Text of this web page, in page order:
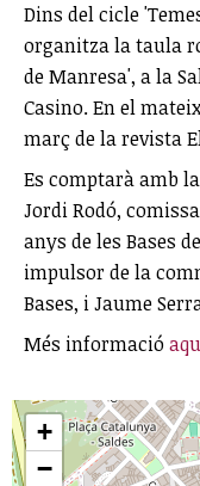
Dins del cicle
organitza la taula
de Manresa', a la
Casino. En el
març de la revista
Es comptarà amb
Jordi Rodó,
anys de les Bases
impulsor de la
Bases, i Jaume
Més informació
+
−